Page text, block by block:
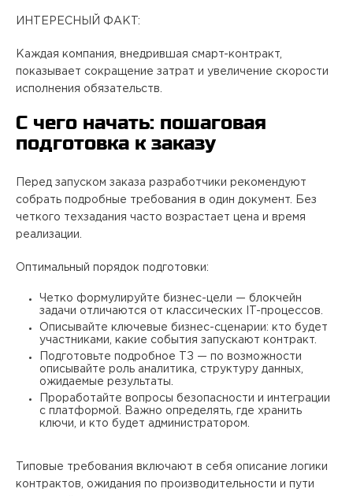
ИНТЕРЕСНЫЙ ФАКТ:
Каждая компания, внедрившая смарт-контракт,
показывает сокращение затрат и увеличение скорости
исполнения обязательств.
С чего начать: пошаговая
подготовка к заказу
Перед запуском заказа разработчики рекомендуют
собрать подробные требования в один документ. Без
четкого техзадания часто возрастает цена и время
реализации.
Оптимальный порядок подготовки:
Четко формулируйте бизнес-цели — блокчейн
задачи отличаются от классических IT-процессов.
Описывайте ключевые бизнес-сценарии: кто будет
участниками, какие события запускают контракт.
Подготовьте подробное ТЗ — по возможности
описывайте роль аналитика, структуру данных,
ожидаемые результаты.
Проработайте вопросы безопасности и интеграции
с платформой. Важно определять, где хранить
ключи, и кто будет администратором.
Типовые требования включают в себя описание логики
контрактов, ожидания по производительности и пути